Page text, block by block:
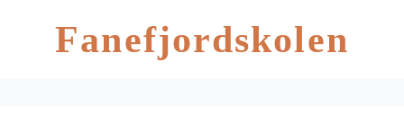
Fanefjordskolen